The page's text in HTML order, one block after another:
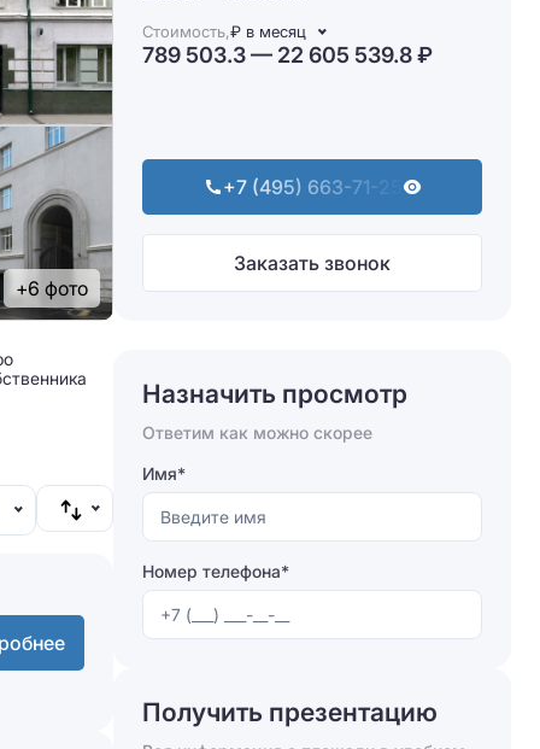
+6 фото
Стоимость,₽ в месяц
789 503.3 — 22 605 539.8 ₽
+7 (495) 663-71-25
Заказать звонок
Назначить просмотр
Ответим как можно скорее
Имя*
Номер телефона*
Получить презентацию